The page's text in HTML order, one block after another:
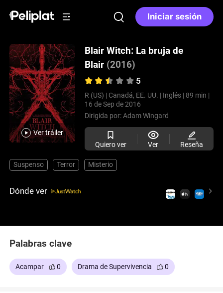
Iniciar sesión
Ver tráiler
Blair Witch: La bruja de
Blair (2016)
5
R (US) | Canadá, EE. UU. | Inglés | 89 min |
16 de Sep de 2016
Dirigida por:Adam Wingard
Quiero ver Ver Reseña
Suspenso Terror Misterio
Dónde ver
Palabras clave
Acampar 0 Drama de Supervivencia 0